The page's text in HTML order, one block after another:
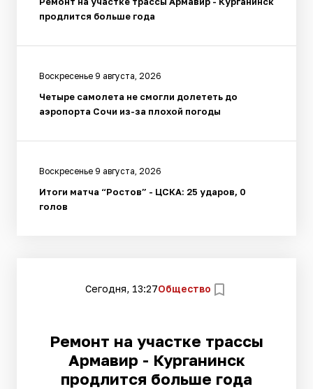
продлится больше года
Воскресенье 9 августа, 2026
Четыре самолета не смогли долететь до
аэропорта Сочи из-за плохой погоды
Воскресенье 9 августа, 2026
Итоги матча “Ростов” - ЦСКА: 25 ударов, 0
голов
Сегодня, 13:27Общество
Ремонт на участке трассы
Армавир - Курганинск
продлится больше года